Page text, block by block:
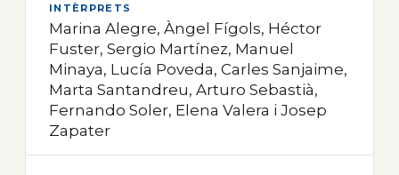
INTÈRPRETS
Marina Alegre, Àngel Fígols, Héctor
Fuster, Sergio Martínez, Manuel
Minaya, Lucía Poveda, Carles Sanjaime,
Marta Santandreu, Arturo Sebastià,
Fernando Soler, Elena Valera i Josep
Zapater